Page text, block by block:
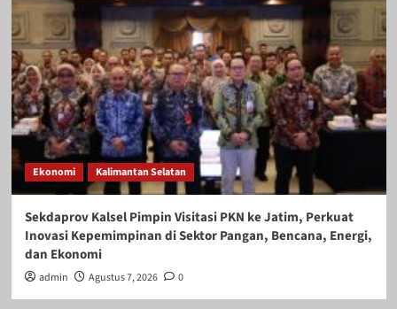
Ekonomi Kalimantan Selatan
Sekdaprov Kalsel Pimpin Visitasi PKN ke Jatim, Perkuat
Inovasi Kepemimpinan di Sektor Pangan, Bencana, Energi,
dan Ekonomi
admin Agustus 7, 2026 0